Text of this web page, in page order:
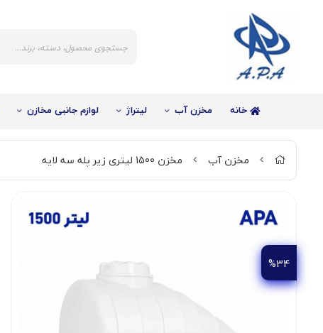
خانه مخزن آب لیتراژ لوازم جانبی مخازن
مخزن آب مخزن 1500 لیتری زیر پله سه لایه
%34